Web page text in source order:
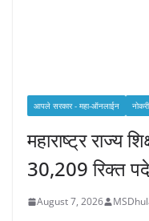
आपले सरकार - महा-ऑनलाईन
महाराष्ट्र राज्य
30,209 रिक्त
August 7, 2026